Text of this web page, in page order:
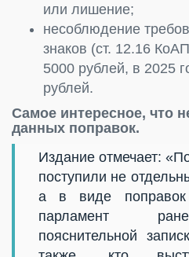
или лишение;
несоблюдение
знаков (ст. 12.16
5000 рублей, в 2025
рублей.
Самое интересное, что
данных поправок.
Издание отмечает:
поступили не
а в виде
парламент
пояснительной